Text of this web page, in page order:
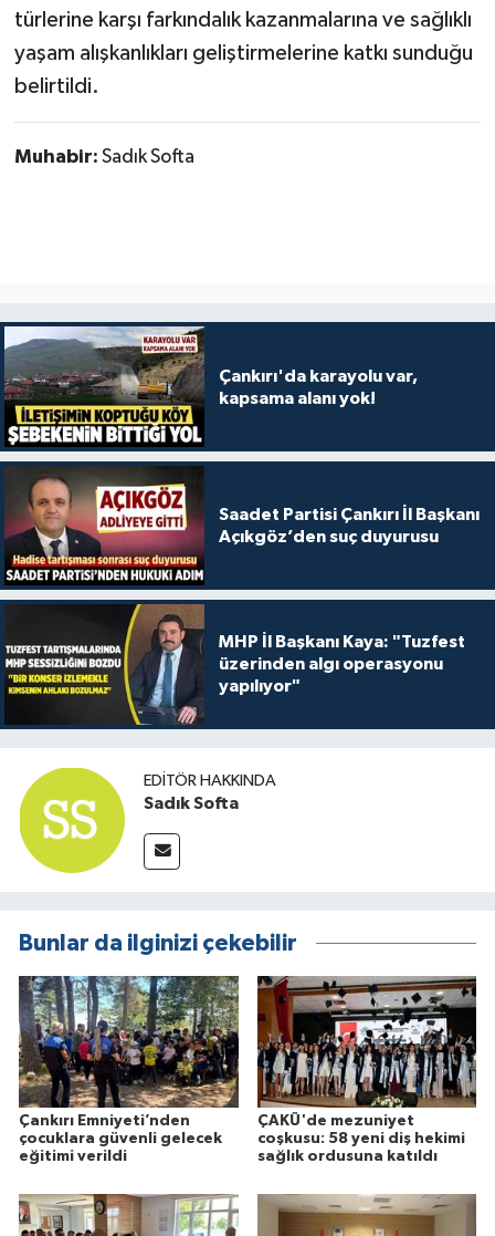
türlerine karşı farkındalık kazanmalarına ve sağlıklı
yaşam alışkanlıkları geliştirmelerine katkı sunduğu
belirtildi.
Muhabir: Sadık Softa
Çankırı'da karayolu var,
kapsama alanı yok!
Saadet Partisi Çankırı İl Başkanı
Açıkgöz’den suç duyurusu
MHP İl Başkanı Kaya: "Tuzfest
üzerinden algı operasyonu
yapılıyor"
EDITÖR HAKKINDA
Sadık Softa
Bunlar da ilginizi çekebilir
Çankırı Emniyeti’nden
çocuklara güvenli gelecek
eğitimi verildi
ÇAKÜ'de mezuniyet
coşkusu: 58 yeni diş hekimi
sağlık ordusuna katıldı